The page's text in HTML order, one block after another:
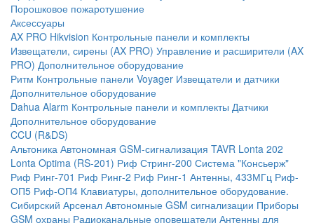
Порошковое пожаротушение
Аксессуары
AX PRO Hikvision Контрольные панели и комплекты
Извещатели, сирены (AX PRO) Управление и расширители (AX
PRO) Дополнительное оборудование
Ритм Контрольные панели Voyager Извещатели и датчики
Дополнительное оборудование
Dahua Alarm Контрольные панели и комплекты Датчики
Дополнительное оборудование
CCU (R&DS)
Альтоника Автономная GSM-сигнализация TAVR Lonta 202
Lonta Optima (RS-201) Риф Стринг-200 Система "Консьерж"
Риф Ринг-701 Риф Ринг-2 Риф Ринг-1 Антенны, 433МГц Риф-
ОП5 Риф-ОП4 Клавиатуры, дополнительное оборудование.
Сибирский Арсенал Автономные GSM сигнализации Приборы
GSM охраны Радиоканальные оповещатели Антенны для